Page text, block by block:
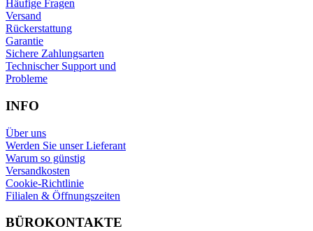
Häufige Fragen
Versand
Rückerstattung
Garantie
Sichere Zahlungsarten
Technischer Support und
Probleme
INFO
Über uns
Werden Sie unser Lieferant
Warum so günstig
Versandkosten
Cookie-Richtlinie
Filialen & Öffnungszeiten
BÜROKONTAKTE